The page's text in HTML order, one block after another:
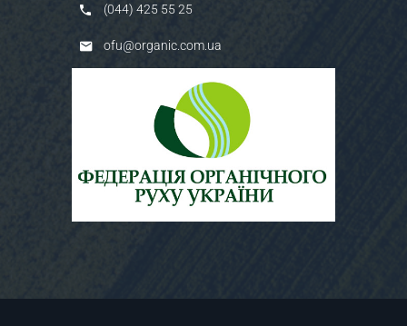
(044) 425 55 25
ofu@organic.com.ua